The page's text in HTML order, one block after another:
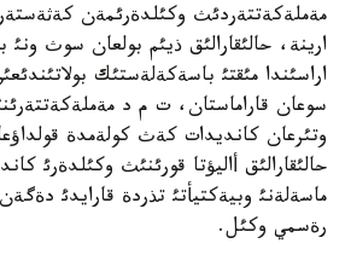
مةملةكةتتةردئث وكئلدةرئمةن
ارينة، حالئقارالئق ذيئم بولعان سوث ونئ
اراسئندا مئقتئ باسةكةلةستئك
سوعان قاراماستان، ت م د
وتئرعان كانديدات كةث كولةمدة
حالئقارالئق أاليؤتا قورئنئث وكئلدةرئ
ماسةلةنئ وبيةكتيأتئ تذردة قارايدئ
رةسمي وكئل.